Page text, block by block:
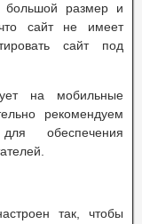
большой размер и
сайт не имеет
сайт под
на мобильные
рекомендуем
обеспечения
так, чтобы